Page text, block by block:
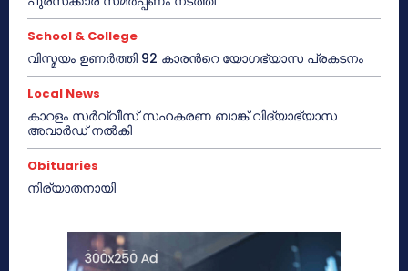
School & College
വിസ്മയം ഉണർത്തി 92 കാരൻറെ യോഗഭ്യാസ പ്രകടനം
Local News
കാറളം സർവ്വീസ് സഹകരണ ബാങ്ക് വിദ്യാഭ്യാസ
അവാർഡ് നൽകി
Obituaries
നിര്യാതനായി